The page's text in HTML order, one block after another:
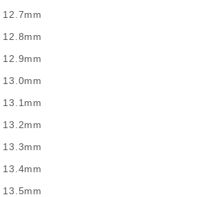
12.7mm
12.8mm
12.9mm
13.0mm
13.1mm
13.2mm
13.3mm
13.4mm
13.5mm